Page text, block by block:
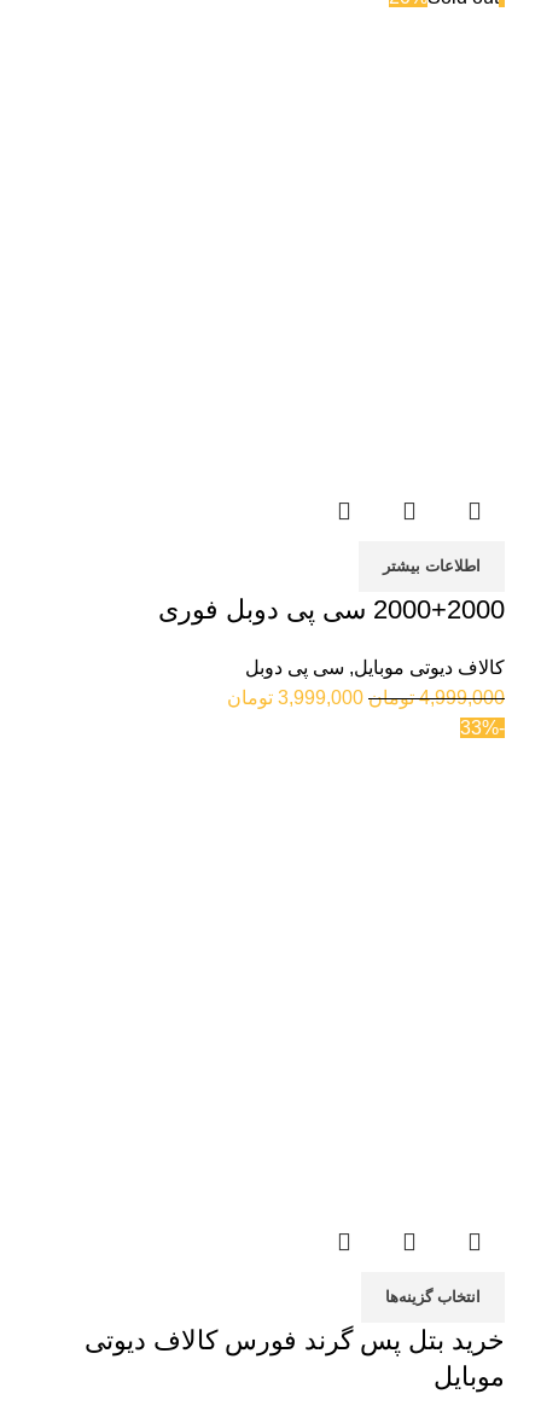
اطلاعات بیشتر
2000+2000 سی پی دوبل فوری
کالاف دیوتی موبایل, سی پی دوبل
4,999,000 تومان 3,999,000 تومان
-33%
انتخاب گزینه‌ها
خرید بتل پس گرند فورس کالاف دیوتی
موبایل